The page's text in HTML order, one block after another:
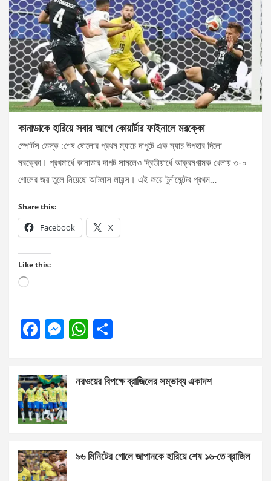
কানাডাকে হারিয়ে সবার আগে কোয়ার্টার ফাইনালে মরক্কো
স্পোর্টস ডেস্ক :শেষ ষোলোর প্রথম ম্যাচে দাপুটে এক ম্যাচ উপহার দিলো
মরক্কো। প্রথমার্ধে কানাডার দাপট সামলেও দ্বিতীয়ার্ধে আক্রমণাত্মক খেলায় ৩-০
গোলের জয় তুলে নিয়েছে আটলাস লায়ন্স। এই জয়ে টুর্নামেন্টের প্রথম…
Share this:
Facebook X
Like this:
Loading…
F
b
o
o
k
M
n
g
er
W
s
p
e
নরওয়ের বিপক্ষে ব্রাজিলের সম্ভাব্য একাদশ
৯৬ মিনিটের গোলে জাপানকে হারিয়ে শেষ ১৬-তে ব্রাজিল